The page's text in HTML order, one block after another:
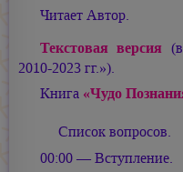
Читает Автор.
Текстовая версия
2010-2023 гг.»).
Книга «Чудо
Список вопросов.
00:00 — Вступление.